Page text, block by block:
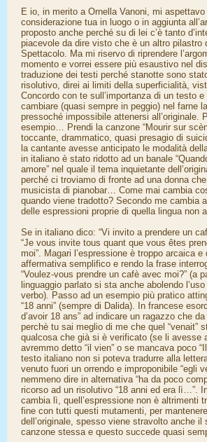
E io, in merito a Ornella Vanoni, mi
considerazione tua in luogo o in aggiunta
proposto anche perché su di lei c’è tanto
piacevole da dire visto che è un altro pilastro
Spettacolo. Ma mi riservo di riprendere
momento e vorrei essere più esaustivo nel
traduzione dei testi perché stanotte sono
risolutivo, direi ai limiti della superficialità,
Concordo con te sull’importanza di un testo
cambiare (quasi sempre in peggio) nel farne
pressoché impossibile attenersi all’originale.
esempio… Prendi la canzone “Mourir sur
toccante, drammatico, quasi presagio di
la cantante avesse anticipato le modalità
in italiano è stato ridotto ad un banale
amore” nel quale il tema inquietante
perché ci troviamo di fronte ad una donna
musicista di pianobar… Come mai cambia
quando viene tradotto? Secondo me cambia
delle espressioni proprie di quella lingua non
Se in italiano dico: “Vi invito a prendere un
“Je vous invite tous quant que vous êtes
moi”. Magari l’espressione è troppo arcaica
affermativa semplifico e rendo la frase
“Voulez-vous prendre un cafè avec moi?” (a
linguaggio parlato si sta anche abolendo
verbo). Passo ad un esempio più pratico
“18 anni” (sempre di Dalida). In francese
d’avoir 18 ans” ad indicare un ragazzo che
perchè tu sai meglio di me che quel “venait”
qualcosa che già si è verificato (se li avesse
avremmo detto “il vien” o se mancava poco
testo italiano non si poteva tradurre alla
venuto fuori un orrendo e improponibile “egli
nemmeno dire in alternativa “ha da poco
ricorso ad un risolutivo “18 anni ed era lì…”.
cambia lì, quell’espressione non è altrimenti
fine con tutti questi mutamenti, per
dell’originale, spesso viene stravolto anche il
canzone stessa e questo succede quasi